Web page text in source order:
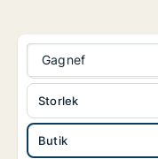
Gagnef
Butik
Storlek